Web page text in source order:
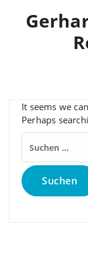
content
It seems we
Perhaps
Suchen
nach: